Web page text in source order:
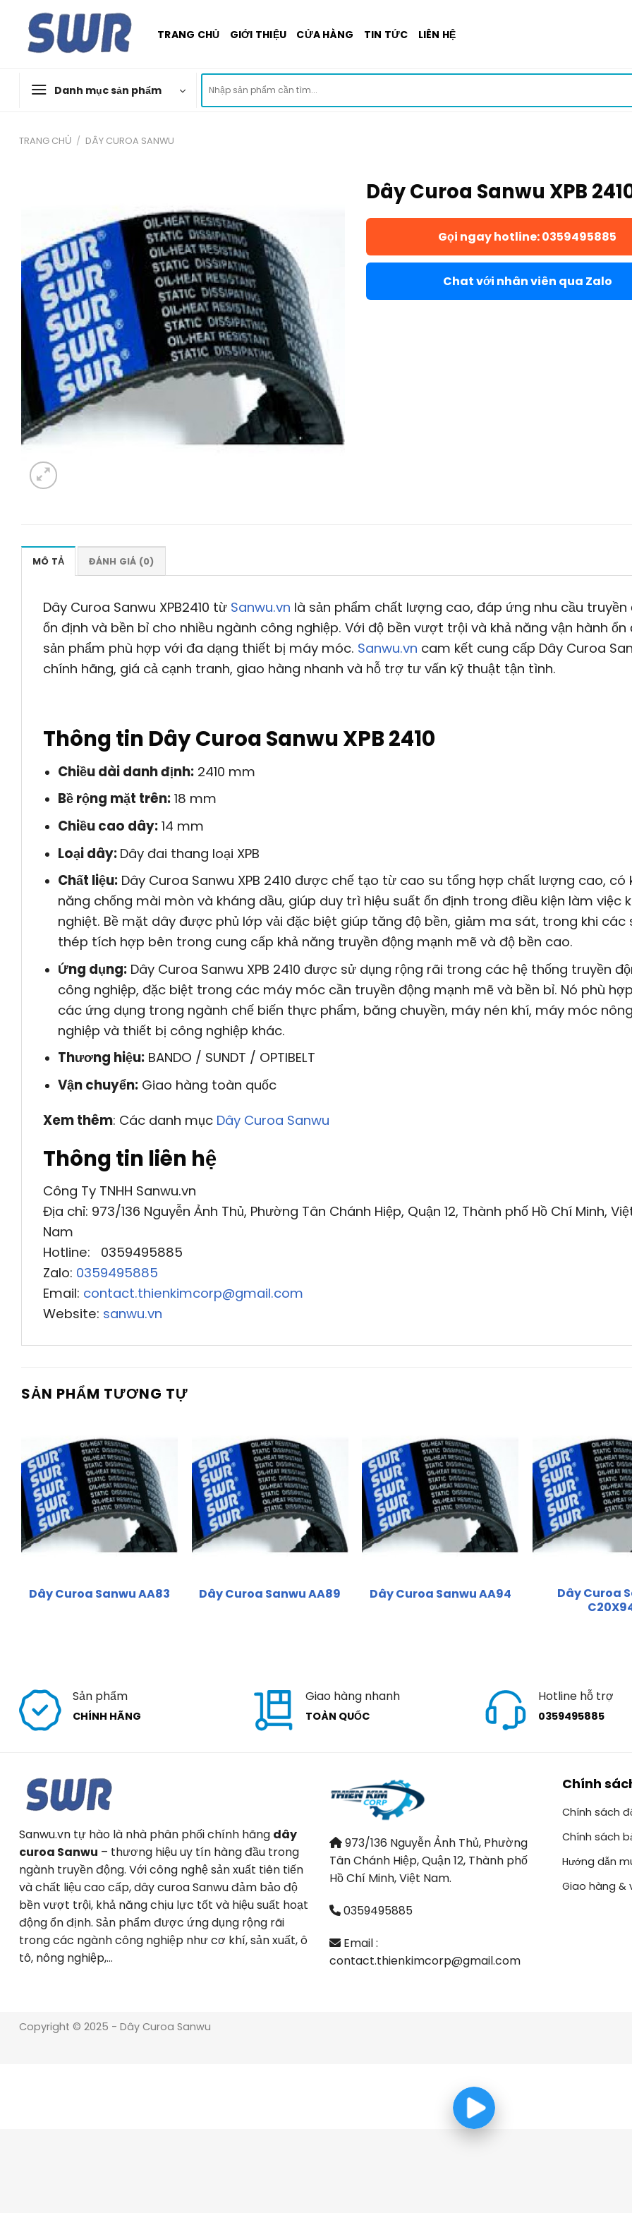
content
TRANG CHỦ GIỚI THIỆU CỬA HÀNG TIN TỨC LIÊN HỆ
Danh mục sản phẩm
kiếm:
TRANG CHỦ / DÂY CUROA SANWU
Dây Curoa Sanwu XPB
Gọi ngay hotline: 0359495885
Chat với nhân viên qua Zalo
MÔ TẢ ĐÁNH GIÁ (0)
Dây Curoa Sanwu XPB2410 từ Sanwu.vn là sản phẩm chất lượng cao, đáp ứng nhu cầu truyền
ổn định và bền bỉ cho nhiều ngành công nghiệp. Với độ bền vượt trội và khả năng vận hành ổn
sản phẩm phù hợp với đa dạng thiết bị máy móc. Sanwu.vn cam kết cung cấp Dây Curoa
chính hãng, giá cả cạnh tranh, giao hàng nhanh và hỗ trợ tư vấn kỹ thuật tận tình.
Thông tin Dây Curoa Sanwu XPB 2410
Chiều dài danh định:2410 mm
Bề rộng mặt trên:18 mm
Chiều cao dây:14 mm
Loại dây: Dây đai thang loại XPB
Chất liệu:Dây Curoa Sanwu XPB 2410 được chế tạo từ cao su tổng hợp chất lượng cao, có
năng chống mài mòn và kháng dầu, giúp duy trì hiệu suất ổn định trong điều kiện làm việc
nghiệt. Bề mặt dây được phủ lớp vải đặc biệt giúp tăng độ bền, giảm ma sát, trong khi các
thép tích hợp bên trong cung cấp khả năng truyền động mạnh mẽ và độ bền cao.
Ứng dụng:Dây Curoa Sanwu XPB 2410 được sử dụng rộng rãi trong các hệ thống truyền
công nghiệp, đặc biệt trong các máy móc cần truyền động mạnh mẽ và bền bỉ. Nó phù
các ứng dụng trong ngành chế biến thực phẩm, băng chuyền, máy nén khí, máy móc nông
nghiệp và thiết bị công nghiệp khác.
Thương hiệu:BANDO / SUNDT / OPTIBELT
Vận chuyển:Giao hàng toàn quốc
Xem thêm: Các danh mục Dây Curoa Sanwu
Thông tin liên hệ
Công Ty TNHH Sanwu.vn
Địa chỉ: 973/136 Nguyễn Ảnh Thủ, Phường Tân Chánh Hiệp, Quận 12, Thành phố Hồ Chí Minh,
Nam
Hotline: 0359495885
Zalo: 0359495885
Email: contact.thienkimcorp@gmail.com
Website: sanwu.vn
SẢN PHẨM TƯƠNG TỰ
Dây Curoa Sanwu AA83 Dây Curoa Sanwu AA89 Dây Curoa Sanwu AA94
Dây Curoa
Sản phẩm
CHÍNH HÃNG
Giao hàng nhanh
TOÀN QUỐC
Hotline hỗ trợ
0359495885
Sanwu.vn tự hào là nhà phân phối chính hãng dây
curoa Sanwu – thương hiệu uy tín hàng đầu trong
ngành truyền động. Với công nghệ sản xuất tiên tiến
và chất liệu cao cấp, dây curoa Sanwu đảm bảo độ
bền vượt trội, khả năng chịu lực tốt và hiệu suất hoạt
động ổn định. Sản phẩm được ứng dụng rộng rãi
trong các ngành công nghiệp như cơ khí, sản xuất, ô
tô, nông nghiệp,…
973/136 Nguyễn Ảnh Thủ, Phường
Tân Chánh Hiệp, Quận 12, Thành phố
Hồ Chí Minh, Việt Nam.
0359495885
Email :
contact.thienkimcorp@gmail.com
Chính
Chính sách
Chính sách
Hướng dẫn
Giao hàng &
Copyright © 2025 - Dây Curoa Sanwu